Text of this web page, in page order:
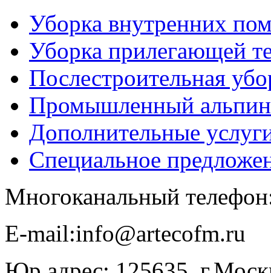
Уборка внутренних
Уборка прилегающей
Послестроительная
Промышленный
Дополнительные
Специальное
Многоканальный
E-​mail:info@artecofm.ru